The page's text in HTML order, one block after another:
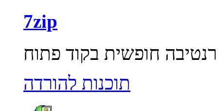
7zip
תוכנות להורדה